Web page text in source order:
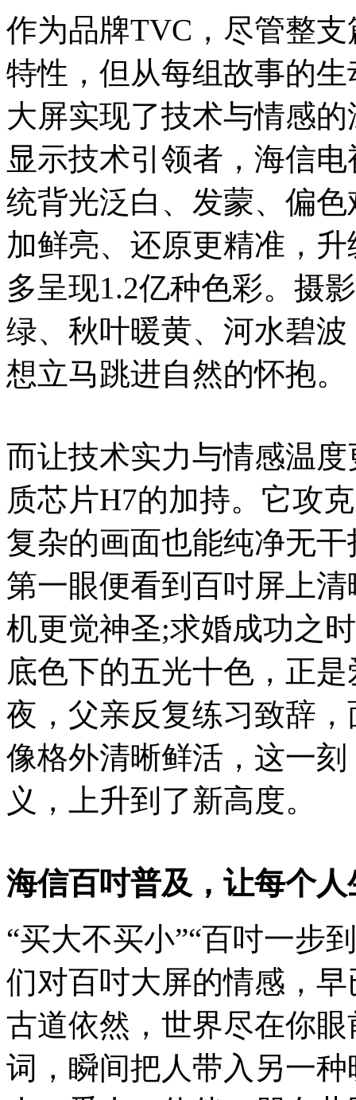
作为品牌TVC，尽管整
特性，但从每组故事的
大屏实现了技术与情感
显示技术引领者，海信
统背光泛白、发蒙、偏
加鲜亮、还原更精准，
多呈现1.2亿种色彩。摄
绿、秋叶暖黄、河水碧
想立马跳进自然的怀抱。
而让技术实力与情感温
质芯片H7的加持。它攻
复杂的画面也能纯净无
第一眼便看到百吋屏上
机更觉神圣;求婚成功之
底色下的五光十色，正
夜，父亲反复练习致辞
像格外清晰鲜活，这一
义，上升到了新高度。
海信百吋普及，让每个
“买大不买小”“百吋一步
们对百吋大屏的情感，
古道依然，世界尽在你
词，瞬间把人带入另一